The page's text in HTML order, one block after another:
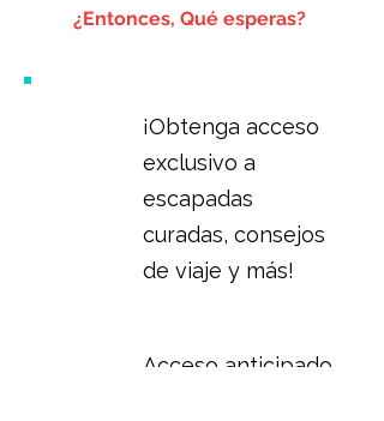
¿Entonces, Qué esperas?
¡Obtenga acceso
exclusivo a
escapadas
curadas, consejos
de viaje y más!
Acceso anticipado